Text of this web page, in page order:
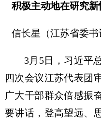
积极主动地在研究
信长星（江苏省委书
3月5日，习近平
四次会议江苏代表团
广大干部群众倍感振
要讲话，登高望远、